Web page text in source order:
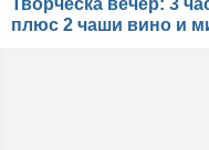
Творческа вечер: 3
плюс 2 чаши вино и